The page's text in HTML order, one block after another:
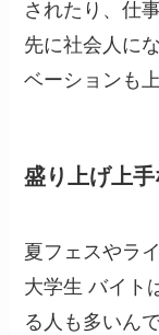
されたり、仕
先に社会人に
ベーションも
盛り上げ上
夏フェスやラ
大学生 バイト
る人も多いん